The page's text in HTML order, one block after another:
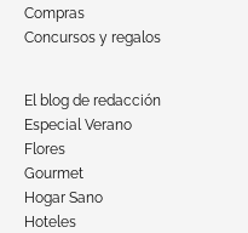
Compras
Concursos y regalos
El blog de redacción
Especial Verano
Flores
Gourmet
Hogar Sano
Hoteles